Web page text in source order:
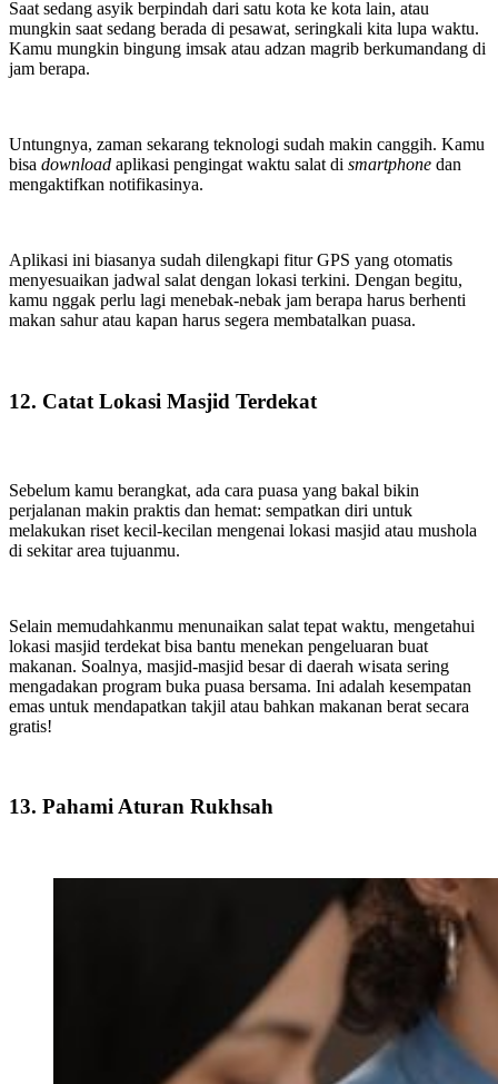
Saat sedang asyik berpindah dari satu kota ke kota lain, atau
mungkin saat sedang berada di pesawat, seringkali kita lupa waktu.
Kamu mungkin bingung imsak atau adzan magrib berkumandang di
jam berapa.
Untungnya, zaman sekarang teknologi sudah makin canggih. Kamu
bisa download aplikasi pengingat waktu salat di smartphone dan
mengaktifkan notifikasinya.
Aplikasi ini biasanya sudah dilengkapi fitur GPS yang otomatis
menyesuaikan jadwal salat dengan lokasi terkini. Dengan begitu,
kamu nggak perlu lagi menebak-nebak jam berapa harus berhenti
makan sahur atau kapan harus segera membatalkan puasa.
12. Catat Lokasi Masjid Terdekat
Sebelum kamu berangkat, ada cara puasa yang bakal bikin
perjalanan makin praktis dan hemat: sempatkan diri untuk
melakukan riset kecil-kecilan mengenai lokasi masjid atau mushola
di sekitar area tujuanmu.
Selain memudahkanmu menunaikan salat tepat waktu, mengetahui
lokasi masjid terdekat bisa bantu menekan pengeluaran buat
makanan. Soalnya, masjid-masjid besar di daerah wisata sering
mengadakan program buka puasa bersama. Ini adalah kesempatan
emas untuk mendapatkan takjil atau bahkan makanan berat secara
gratis!
13. Pahami Aturan Rukhsah